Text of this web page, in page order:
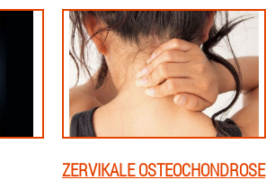
ZERVIKALE OSTEOCHONDROSE